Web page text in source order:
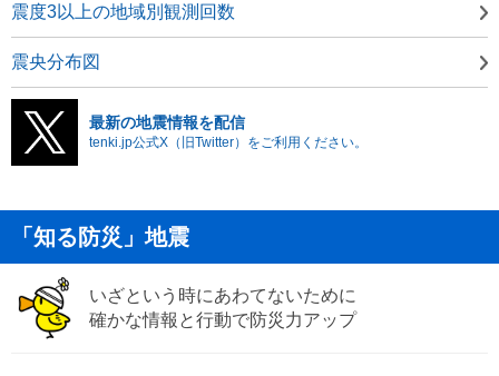
震度3以上の地域別観測回数
震央分布図
最新の地震情報を配信
tenki.jp公式X（旧Twitter）をご利用ください。
「知る防災」地震
いざという時にあわてないために
確かな情報と行動で防災力アップ